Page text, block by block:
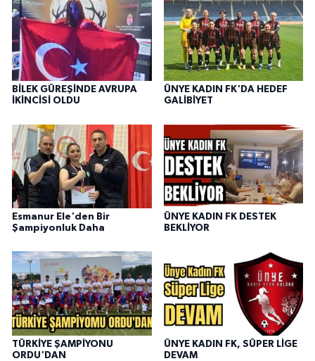
BİLEK GÜREŞİNDE AVRUPA
İKİNCİSİ OLDU
ÜNYE KADIN FK'DA HEDEF
GALİBİYET
Esmanur Ele'den Bir
Şampiyonluk Daha
ÜNYE KADIN FK DESTEK
BEKLİYOR
TÜRKİYE ŞAMPİYONU
ORDU'DAN
ÜNYE KADIN FK, SÜPER LİGE
DEVAM